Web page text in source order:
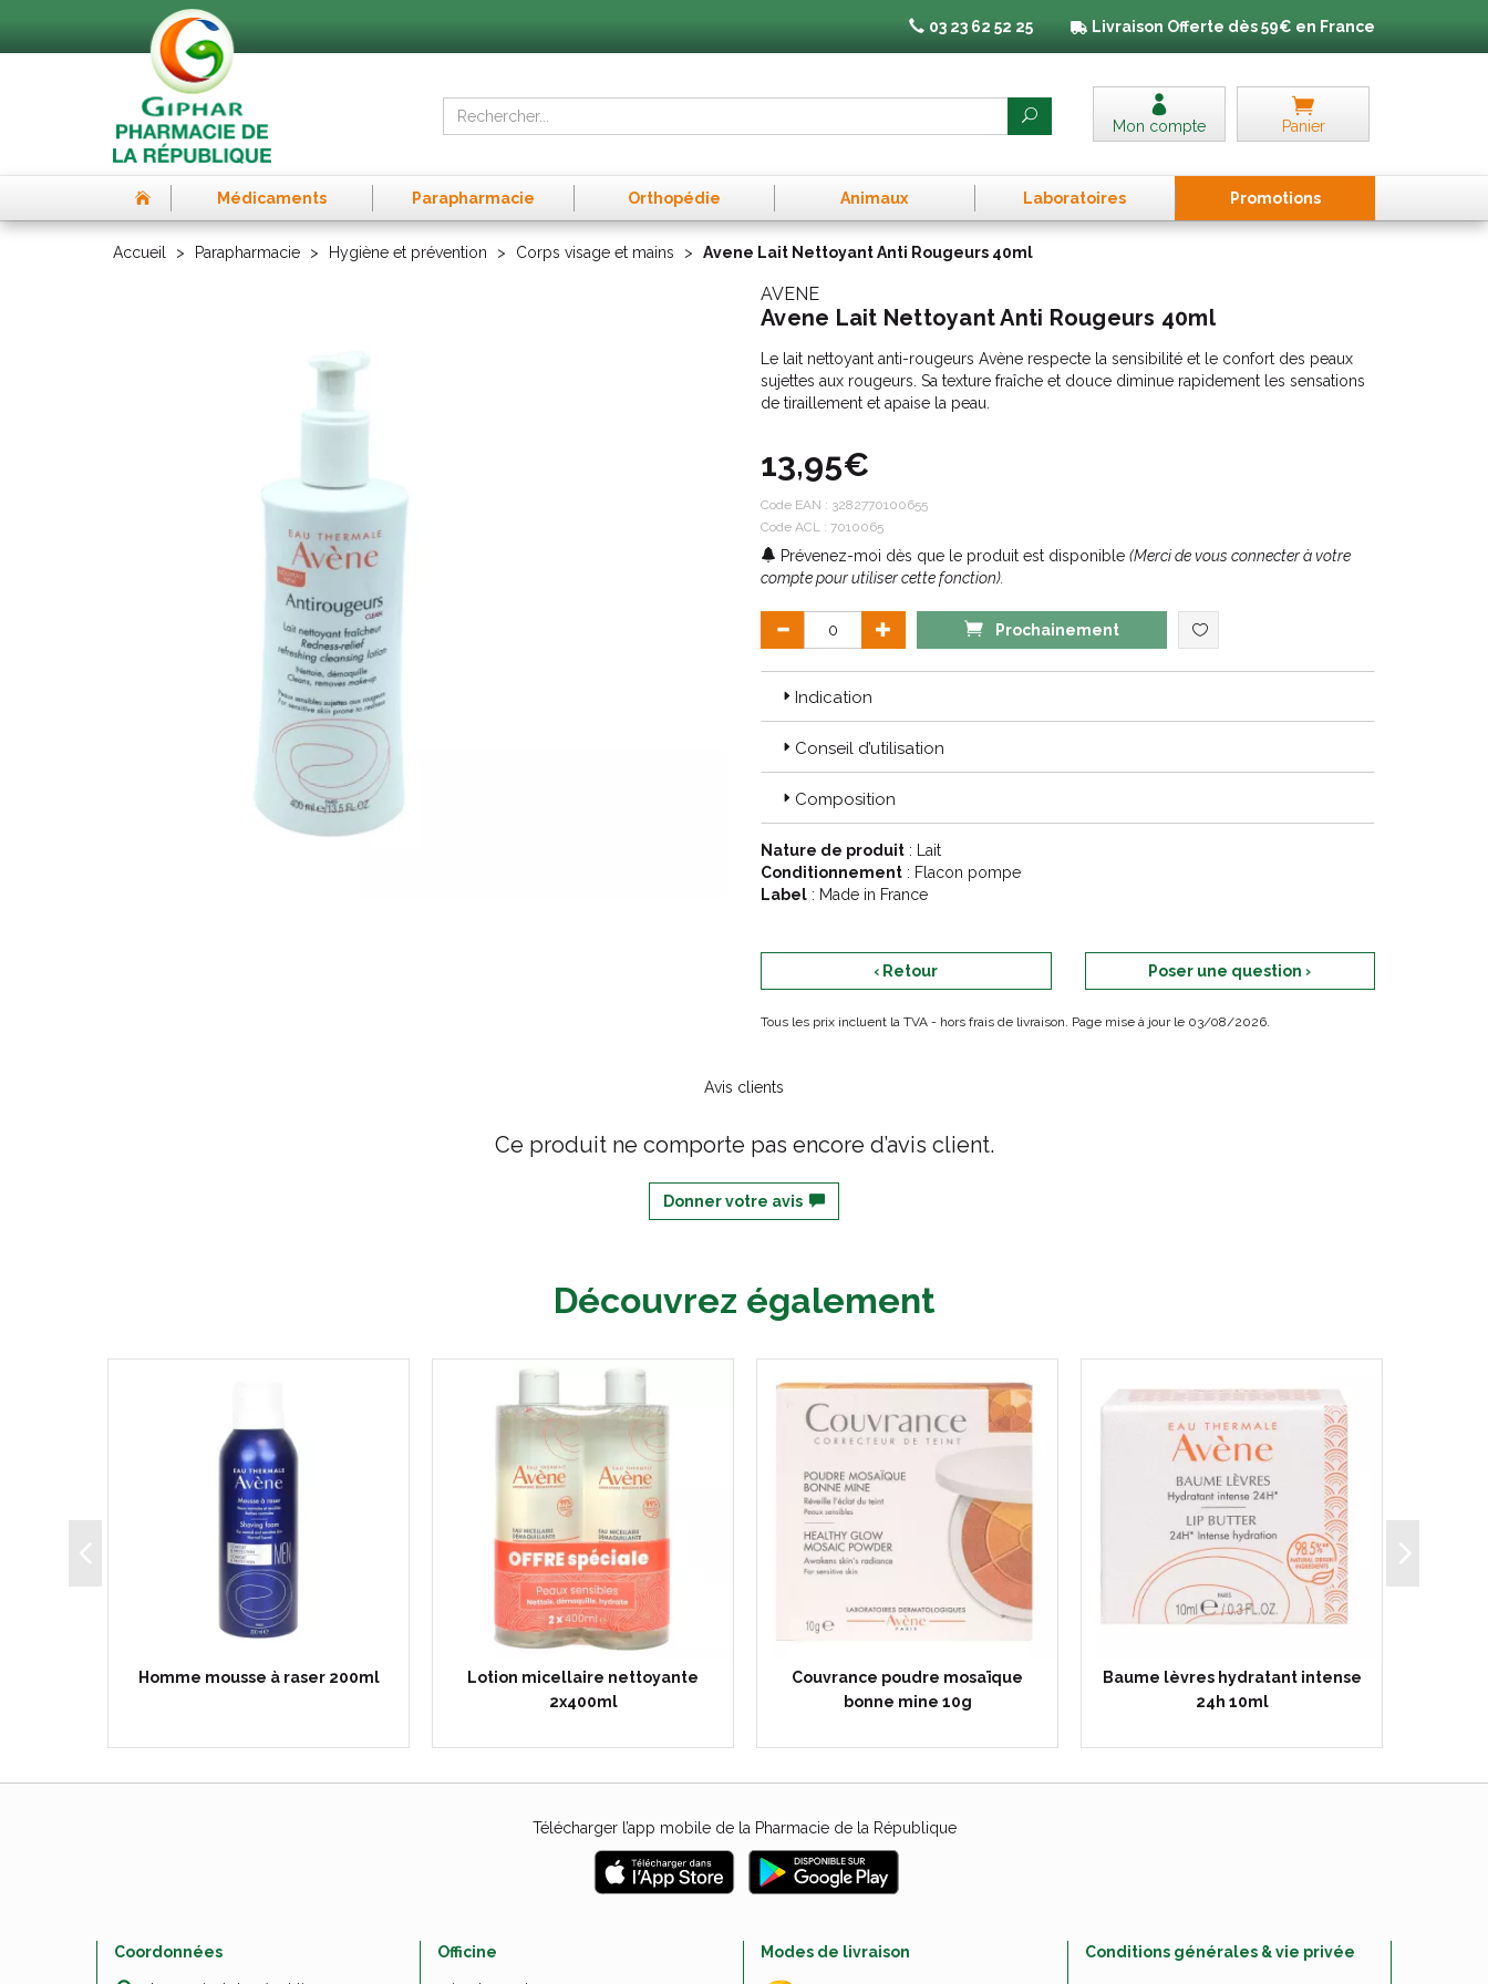
03 23 62 52 25 Livraison Offerte dès 59€ en France
Mon compte Panier
Médicaments Parapharmacie Orthopédie Animaux Laboratoires Promotions
Accueil Parapharmacie Hygiène et prévention Corps visage et mains Avene Lait Nettoyant Anti Rougeurs 40ml
AVENE
Avene Lait Nettoyant Anti Rougeurs 40ml
Le lait nettoyant anti-rougeurs Avène respecte la sensibilité et le confort des peaux
sujettes aux rougeurs. Sa texture fraîche et douce diminue rapidement les sensations
de tiraillement et apaise la peau.
13,95€
Code EAN : 3282770100655
Code ACL : 7010065
Prévenez-moi dès que le produit est disponible (Merci de vous connecter à votre
compte pour utiliser cette fonction).
Prochainement
Indication
Conseil d’utilisation
Composition
Nature de produit : Lait
Conditionnement : Flacon pompe
Label : Made in France
‹ Retour Poser une question ›
Tous les prix incluent la TVA - hors frais de livraison. Page mise à jour le 03/08/2026.
Avis clients
Ce produit ne comporte pas encore d’avis client.
Donner votre avis
Découvrez également
Homme mousse à raser 200ml
Lotion micellaire nettoyante
2x400ml
Couvrance poudre mosaïque
bonne mine 10g
Baume lèvres hydratant intense
24h 10ml
Télécharger l’app mobile de la Pharmacie de la République
Coordonnées Officine Modes de livraison Conditions générales & vie privée